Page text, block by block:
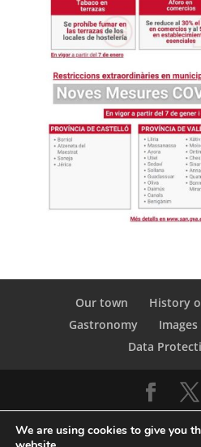
Our town
History
Gastronomy
Data
We are using cookies to give you